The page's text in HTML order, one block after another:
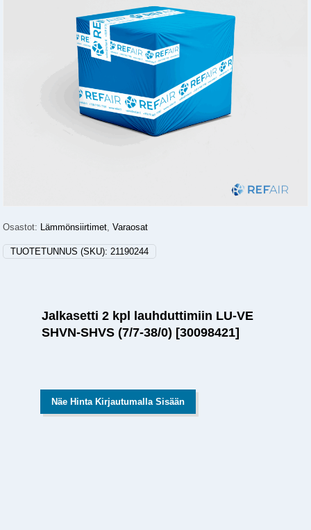
Osastot: Lämmönsiirtimet,Varaosat
TUOTETUNNUS (SKU):21190244
Jalkasetti 2 kpl lauhduttimiin LU-VE
SHVN-SHVS (7/7-38/0) [30098421]
Näe Hinta Kirjautumalla Sisään